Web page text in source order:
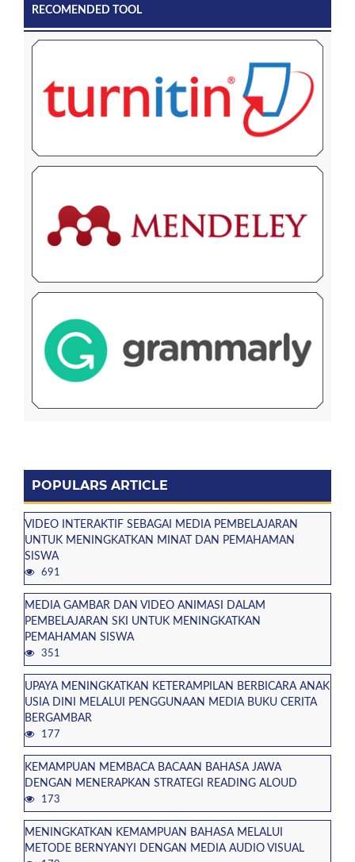
RECOMENDED TOOL
POPULARS ARTICLE
VIDEO INTERAKTIF SEBAGAI MEDIA PEMBELAJARAN
UNTUK MENINGKATKAN MINAT DAN PEMAHAMAN
SISWA
691
MEDIA GAMBAR DAN VIDEO ANIMASI DALAM
PEMBELAJARAN SKI UNTUK MENINGKATKAN
PEMAHAMAN SISWA
351
UPAYA MENINGKATKAN KETERAMPILAN BERBICARA ANAK
USIA DINI MELALUI PENGGUNAAN MEDIA BUKU CERITA
BERGAMBAR
177
KEMAMPUAN MEMBACA BACAAN BAHASA JAWA
DENGAN MENERAPKAN STRATEGI READING ALOUD
173
MENINGKATKAN KEMAMPUAN BAHASA MELALUI
METODE BERNYANYI DENGAN MEDIA AUDIO VISUAL